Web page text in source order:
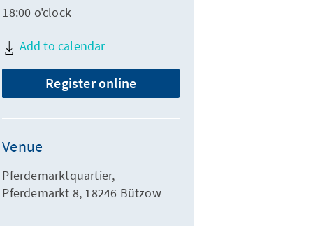
18:00 o'clock
Add to calendar
Register online
Venue
Pferdemarktquartier,
Pferdemarkt 8, 18246 Bützow